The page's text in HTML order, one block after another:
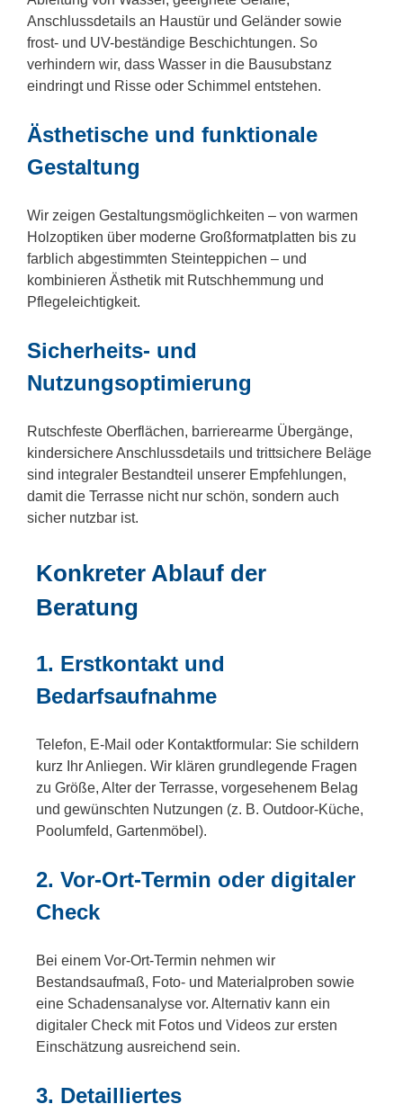
Anschlussdetails an Haustür und Geländer sowie
frost- und UV-beständige Beschichtungen. So
verhindern wir, dass Wasser in die Bausubstanz
eindringt und Risse oder Schimmel entstehen.
Ästhetische und funktionale
Gestaltung
Wir zeigen Gestaltungsmöglichkeiten – von warmen
Holzoptiken über moderne Großformatplatten bis zu
farblich abgestimmten Steinteppichen – und
kombinieren Ästhetik mit Rutschhemmung und
Pflegeleichtigkeit.
Sicherheits- und
Nutzungsoptimierung
Rutschfeste Oberflächen, barrierearme Übergänge,
kindersichere Anschlussdetails und trittsichere Beläge
sind integraler Bestandteil unserer Empfehlungen,
damit die Terrasse nicht nur schön, sondern auch
sicher nutzbar ist.
Konkreter Ablauf der
Beratung
1. Erstkontakt und
Bedarfsaufnahme
Telefon, E-Mail oder Kontaktformular: Sie schildern
kurz Ihr Anliegen. Wir klären grundlegende Fragen
zu Größe, Alter der Terrasse, vorgesehenem Belag
und gewünschten Nutzungen (z. B. Outdoor-Küche,
Poolumfeld, Gartenmöbel).
2. Vor-Ort-Termin oder digitaler
Check
Bei einem Vor-Ort-Termin nehmen wir
Bestandsaufmaß, Foto- und Materialproben sowie
eine Schadensanalyse vor. Alternativ kann ein
digitaler Check mit Fotos und Videos zur ersten
Einschätzung ausreichend sein.
3. Detailliertes